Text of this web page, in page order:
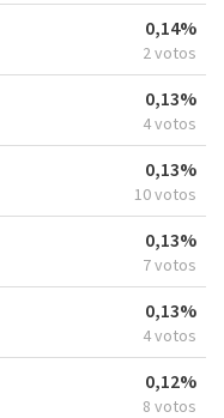
0,14%
2 votos
0,13%
4 votos
0,13%
10 votos
0,13%
7 votos
0,13%
4 votos
0,12%
8 votos